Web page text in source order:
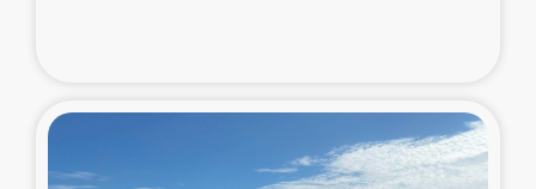
デニヤヤ小規模紅茶農家支援
コーヒー生産者支援